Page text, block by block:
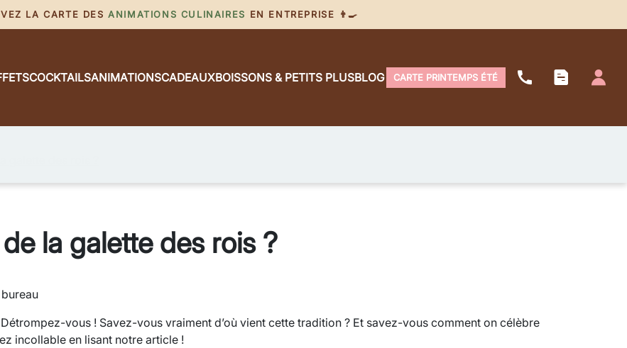
LA CARTE DES ANIMATIONS CULINAIRES EN ENTREPRISE 👨‍🍳
COCKTAILSANIMATIONSCADEAUXBOISSONS & PETITS PLUSBLOG CARTE PRINTEMPS ÉTÉ
la galette des rois ?
vous ! Savez-vous vraiment d’où vient cette tradition ? Et savez-vous comment on célèbre
incollable en lisant notre article !